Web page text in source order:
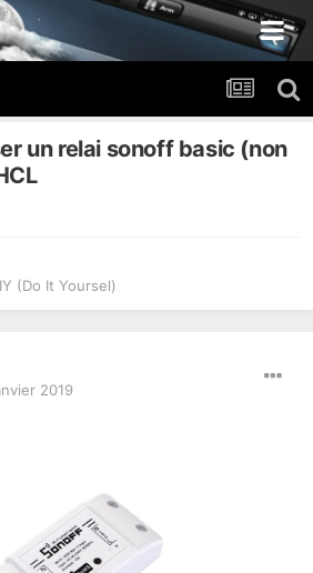
un relai sonoff basic (non
(Do It Yoursel)
2019